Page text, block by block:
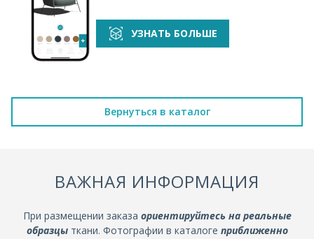
УЗНАТЬ БОЛЬШЕ
Вернуться в каталог
ВАЖНАЯ ИНФОРМАЦИЯ
При размещении заказа ориентируйтесь на реальные
образцыткани. Фотографии в каталоге приближенно